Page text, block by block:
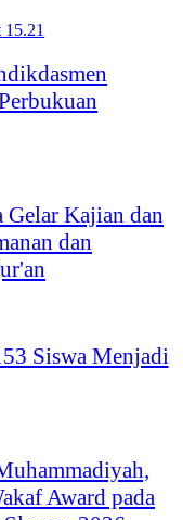
Gelar Kajian dan
dan
Siswa Menjadi
Award pada